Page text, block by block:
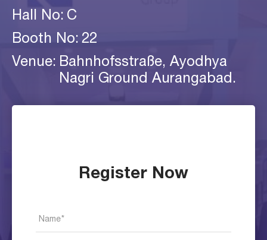
Hall No: C
Booth No: 22
Venue: Bahnhofsstraße, Ayodhya
Nagri Ground Aurangabad.
Register Now